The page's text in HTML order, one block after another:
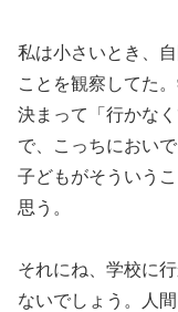
私は小さいとき、
ことを観察してた
決まって「行かな
で、こっちにおい
子どもがそういう
思う。
それにね、学校に
ないでしょう。人